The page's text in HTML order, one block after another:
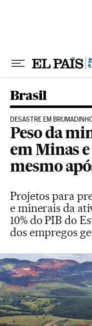
Brasil
DESASTRE EM
Peso da
em Minas
mesmo
Projetos para
e minerais da
10% do PIB do
dos empregos